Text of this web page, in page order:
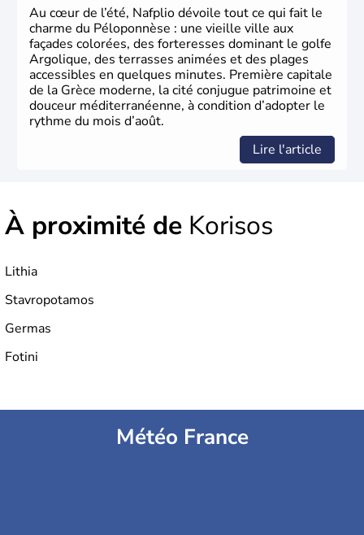
Au cœur de l’été, Nafplio dévoile tout ce qui fait le
charme du Péloponnèse : une vieille ville aux
façades colorées, des forteresses dominant le golfe
Argolique, des terrasses animées et des plages
accessibles en quelques minutes. Première capitale
de la Grèce moderne, la cité conjugue patrimoine et
douceur méditerranéenne, à condition d’adopter le
rythme du mois d’août.
Lire l'article
À proximité de Korisos
Lithia
Stavropotamos
Germas
Fotini
Météo France